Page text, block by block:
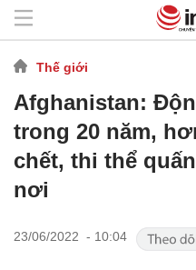
Thế giới
Afghanistan:
trong 20 năm,
chết, thi thể
nơi
23/06/2022 - 10:04